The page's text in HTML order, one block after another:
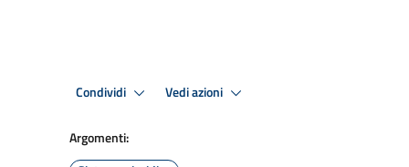
Condividi Vedi azioni
Argomenti: